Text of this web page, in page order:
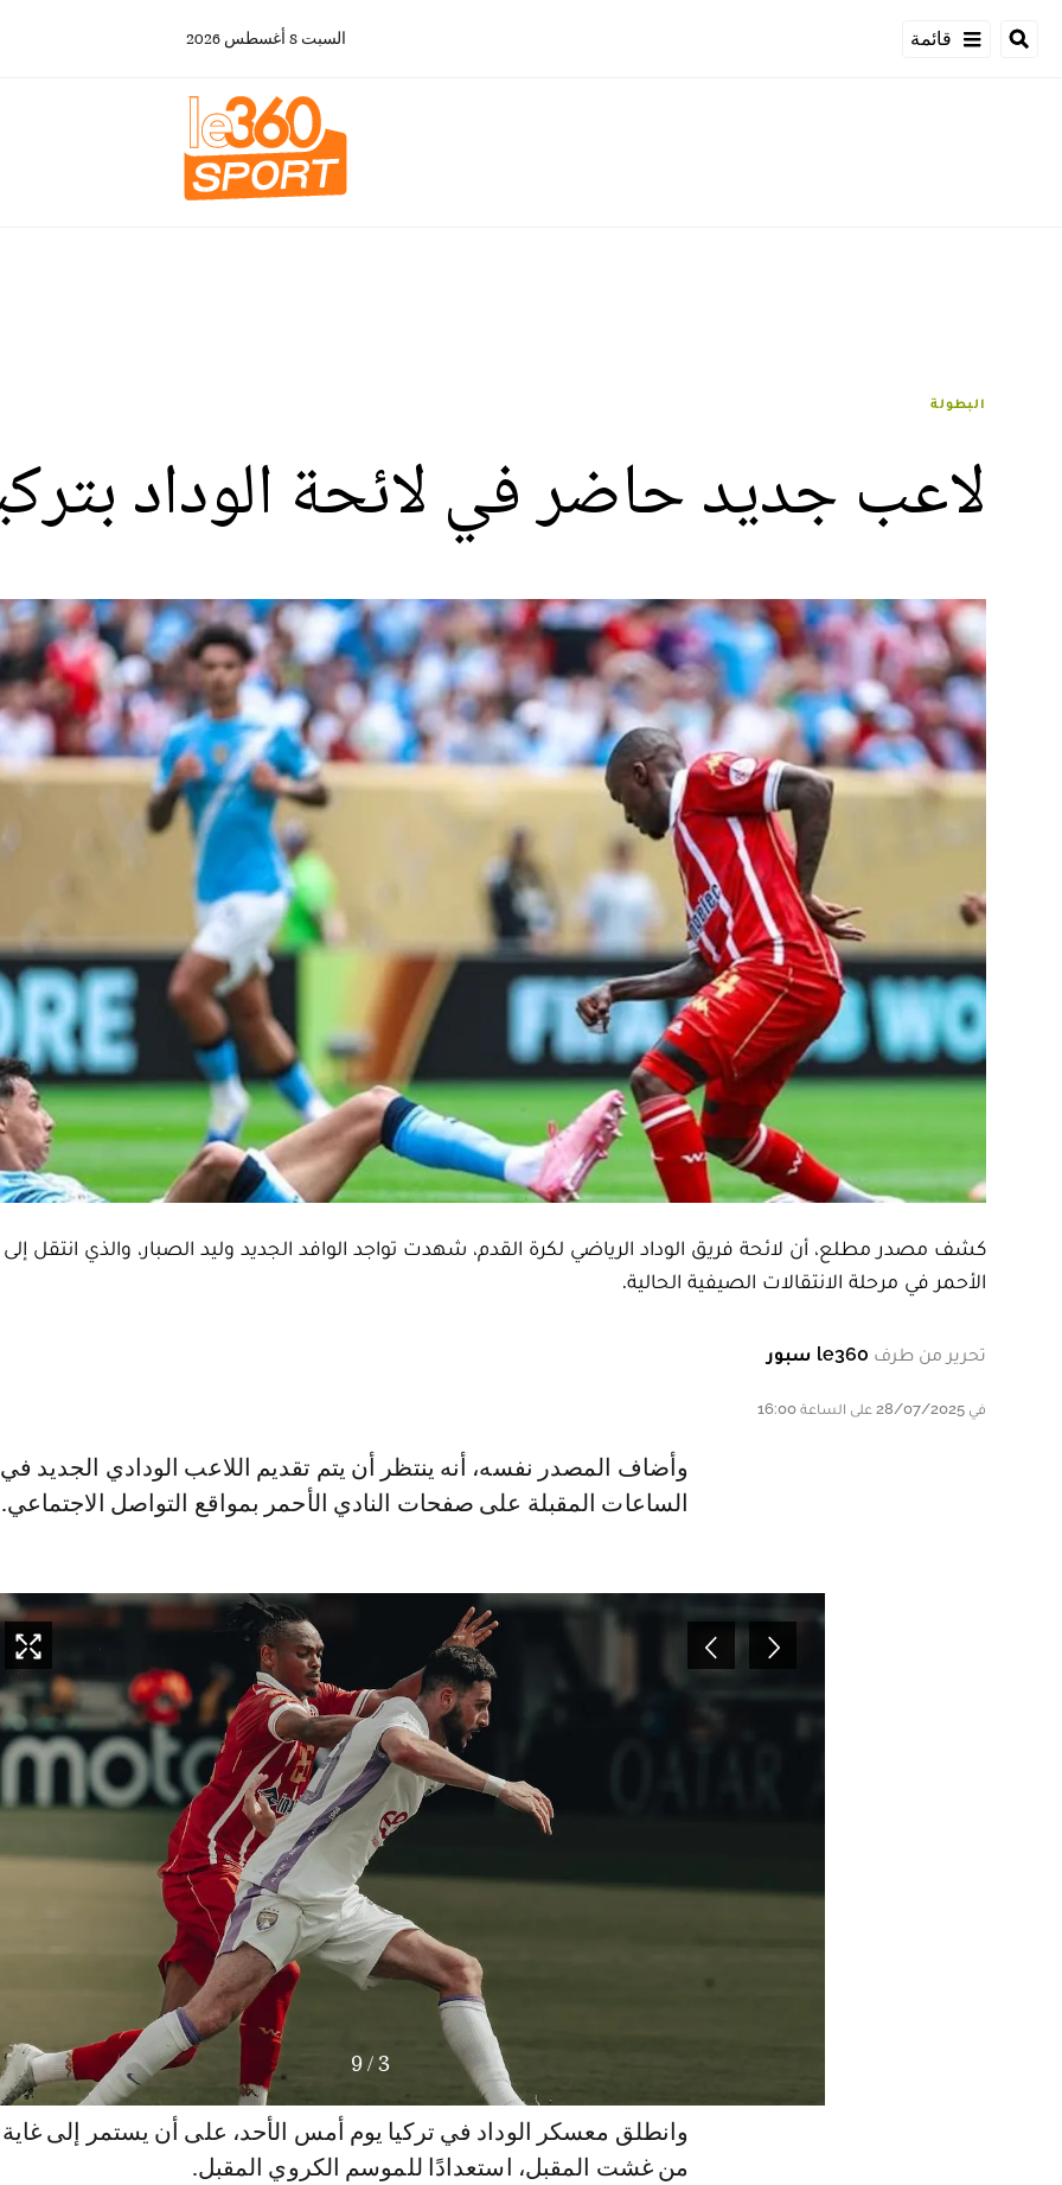
قائمة السبت 8 أغسطس 2026
البطولة
لاعب جديد حاضر في لائحة الوداد
كشف مصدر مطلع، أن لائحة فريق الوداد الرياضي لكرة القدم، شهدت تواجد الوافد الجديد وليد الصبار، والذي انتقل إلى
الأحمر في مرحلة الانتقالات الصيفية الحالية.
تحرير من طرف le360 سبور
في 28/07/2025 على الساعة 16:00
وأضاف المصدر نفسه، أنه ينتظر أن يتم تقديم اللاعب الودادي الجديد في
الساعات المقبلة على صفحات النادي الأحمر بمواقع التواصل الاجتماعي.
3
/
9
وانطلق معسكر الوداد في تركيا يوم أمس الأحد، على أن يستمر إلى غاية
من غشت المقبل، استعدادًا للموسم الكروي المقبل.